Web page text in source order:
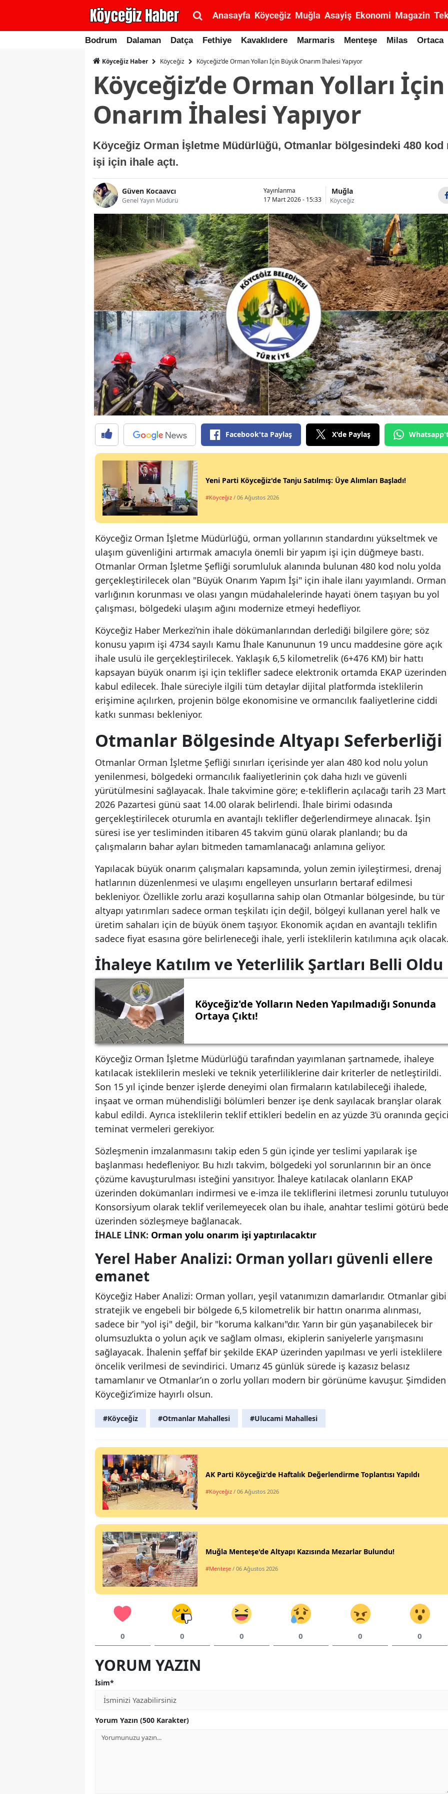
Anasayfa Köyceğiz Muğla Asayiş Ekonomi Magazin
Bodrum Dalaman Datça Fethiye Kavaklıdere Marmaris Menteşe Milas Ortaca
Köyceğiz Haber Köyceğiz Köyceğiz’de Orman Yolları İçin Büyük Onarım İhalesi Yapıyor
Köyceğiz’de Orman Yolları
Onarım İhalesi Yapıyor
Köyceğiz Orman İşletme Müdürlüğü, Otmanlar bölgesindeki 480 kod
işi için ihale açtı.
Güven Kocaavcı
Genel Yayın Müdürü
Yayınlanma
17 Mart 2026 - 15:33
Muğla
Köyceğiz
Facebook'ta Paylaş X'de Paylaş
Yeni Parti Köyceğiz'de Tanju Satılmış: Üye Alımları Başladı!
#Köyceğiz / 06 Ağustos 2026
Köyceğiz Orman İşletme Müdürlüğü, orman yollarının standardını yükseltmek ve
ulaşım güvenliğini artırmak amacıyla önemli bir yapım işi için düğmeye bastı.
Otmanlar Orman İşletme Şefliği sorumluluk alanında bulunan 480 kod nolu yolda
gerçekleştirilecek olan "Büyük Onarım Yapım İşi" için ihale ilanı yayımlandı. Orman
varlığının korunması ve olası yangın müdahalelerinde hayati önem taşıyan bu yol
çalışması, bölgedeki ulaşım ağını modernize etmeyi hedefliyor.
Köyceğiz Haber Merkezi’nin ihale dökümanlarından derlediği bilgilere göre; söz
konusu yapım işi 4734 sayılı Kamu İhale Kanununun 19 uncu maddesine göre açık
ihale usulü ile gerçekleştirilecek. Yaklaşık 6,5 kilometrelik (6+476 KM) bir hattı
kapsayan büyük onarım işi için teklifler sadece elektronik ortamda EKAP üzerinden
kabul edilecek. İhale süreciyle ilgili tüm detaylar dijital platformda isteklilerin
erişimine açılırken, projenin bölge ekonomisine ve ormancılık faaliyetlerine ciddi
katkı sunması bekleniyor.
Otmanlar Bölgesinde Altyapı Seferberliği
Otmanlar Orman İşletme Şefliği sınırları içerisinde yer alan 480 kod nolu yolun
yenilenmesi, bölgedeki ormancılık faaliyetlerinin çok daha hızlı ve güvenli
yürütülmesini sağlayacak. İhale takvimine göre; e-tekliflerin açılacağı tarih 23 Mart
2026 Pazartesi günü saat 14.00 olarak belirlendi. İhale birimi odasında
gerçekleştirilecek oturumla en avantajlı teklifler değerlendirmeye alınacak. İşin
süresi ise yer tesliminden itibaren 45 takvim günü olarak planlandı; bu da
çalışmaların bahar ayları bitmeden tamamlanacağı anlamına geliyor.
Yapılacak büyük onarım çalışmaları kapsamında, yolun zemin iyileştirmesi, drenaj
hatlarının düzenlenmesi ve ulaşımı engelleyen unsurların bertaraf edilmesi
bekleniyor. Özellikle zorlu arazi koşullarına sahip olan Otmanlar bölgesinde, bu tür
altyapı yatırımları sadece orman teşkilatı için değil, bölgeyi kullanan yerel halk ve
üretim sahaları için de büyük önem taşıyor. Ekonomik açıdan en avantajlı teklifin
sadece fiyat esasına göre belirleneceği ihale, yerli isteklilerin katılımına açık
İhaleye Katılım ve Yeterlilik Şartları Belli Oldu
Köyceğiz'de Yolların Neden Yapılmadığı Sonunda
Ortaya Çıktı!
Köyceğiz Orman İşletme Müdürlüğü tarafından yayımlanan şartnamede, ihaleye
katılacak isteklilerin mesleki ve teknik yeterliliklerine dair kriterler de netleştirildi.
Son 15 yıl içinde benzer işlerde deneyimi olan firmaların katılabileceği ihalede,
inşaat ve orman mühendisliği bölümleri benzer işe denk sayılacak branşlar olarak
kabul edildi. Ayrıca isteklilerin teklif ettikleri bedelin en az yüzde 3’ü oranında
teminat vermeleri gerekiyor.
Sözleşmenin imzalanmasını takip eden 5 gün içinde yer teslimi yapılarak işe
başlanması hedefleniyor. Bu hızlı takvim, bölgedeki yol sorunlarının bir an önce
çözüme kavuşturulması isteğini yansıtıyor. İhaleye katılacak olanların EKAP
üzerinden dokümanları indirmesi ve e-imza ile tekliflerini iletmesi zorunlu
Konsorsiyum olarak teklif verilemeyecek olan bu ihale, anahtar teslimi götürü
üzerinden sözleşmeye bağlanacak.
İHALE LİNK: Orman yolu onarım işi yaptırılacaktır
Yerel Haber Analizi: Orman yolları güvenli ellere
emanet
Köyceğiz Haber Analizi: Orman yolları, yeşil vatanımızın damarlarıdır. Otmanlar gibi
stratejik ve engebeli bir bölgede 6,5 kilometrelik bir hattın onarıma alınması,
sadece bir "yol işi" değil, bir "koruma kalkanı"dır. Yarın bir gün yaşanabilecek bir
olumsuzlukta o yolun açık ve sağlam olması, ekiplerin saniyelerle yarışmasını
sağlayacak. İhalenin şeffaf bir şekilde EKAP üzerinden yapılması ve yerli isteklilere
öncelik verilmesi de sevindirici. Umarız 45 günlük sürede iş kazasız belasız
tamamlanır ve Otmanlar’ın o zorlu yolları modern bir görünüme kavuşur. Şimdiden
Köyceğiz’imize hayırlı olsun.
#Köyceğiz #Otmanlar Mahallesi #Ulucami Mahallesi
AK Parti Köyceğiz'de Haftalık Değerlendirme Toplantısı Yapıldı
#Köyceğiz / 06 Ağustos 2026
Muğla Menteşe'de Altyapı Kazısında Mezarlar Bulundu!
#Menteşe / 06 Ağustos 2026
0 0 0 0 0 0
YORUM YAZIN
İsim*
Yorum Yazın (500 Karakter)